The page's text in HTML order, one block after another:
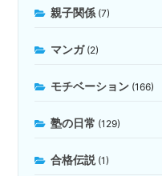
親子関係 (7)
マンガ(2)
モチベーション (166)
塾の日常 (129)
合格伝説 (1)